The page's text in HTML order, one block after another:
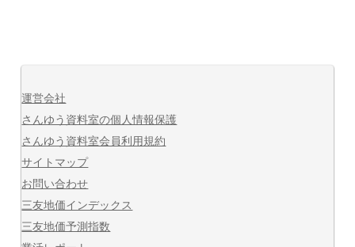
運営会社
さんゆう資料室の個人情報保護
さんゆう資料室会員利用規約
サイトマップ
お問い合わせ
三友地価インデックス
三友地価予測指数